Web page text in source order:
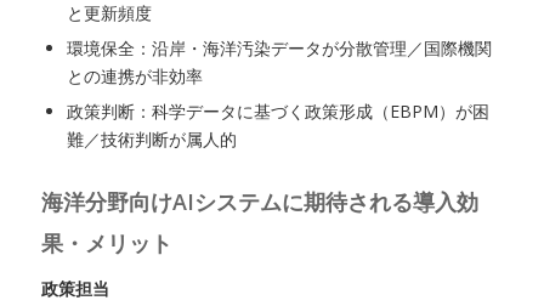
と更新頻度
環境保全：沿岸・海洋汚染データが分散管理／国際機関
との連携が非効率
政策判断：科学データに基づく政策形成（EBPM）が困
難／技術判断が属人的
海洋分野向けAIシステムに期待される導入効
果・メリット
政策担当